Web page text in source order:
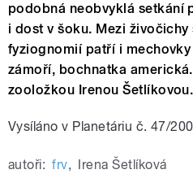
podobná neobvyklá setkání
i dost v šoku. Mezi
fyziognomií patří i
zámoří, bochnatka
zooložkou Irenou
Vysíláno v Planetáriu č. 47/
autoři: frv, Irena Šetlíková